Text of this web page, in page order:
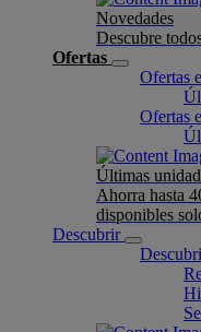
Novedades
Descubre
Ofertas
Ofertas
Ofertas
Últimas
Ahorra hasta
disponibles
Descubrir